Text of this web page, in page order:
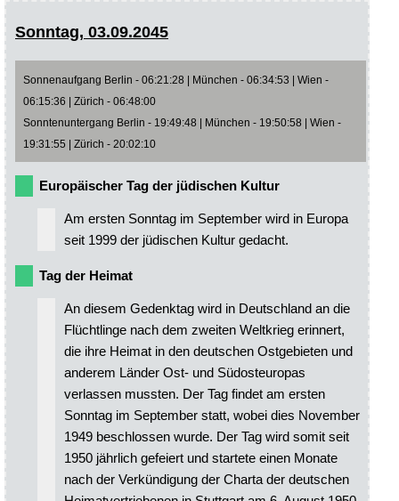
Sonntag, 03.09.2045
Sonnenaufgang Berlin - 06:21:28 | München - 06:34:53 | Wien -
06:15:36 | Zürich - 06:48:00
Sonntenuntergang Berlin - 19:49:48 | München - 19:50:58 | Wien -
19:31:55 | Zürich - 20:02:10
Europäischer Tag der jüdischen Kultur
Am ersten Sonntag im September wird in Europa
seit 1999 der jüdischen Kultur gedacht.
Tag der Heimat
An diesem Gedenktag wird in Deutschland an die
Flüchtlinge nach dem zweiten Weltkrieg erinnert,
die ihre Heimat in den deutschen Ostgebieten und
anderem Länder Ost- und Südosteuropas
verlassen mussten. Der Tag findet am ersten
Sonntag im September statt, wobei dies November
1949 beschlossen wurde. Der Tag wird somit seit
1950 jährlich gefeiert und startete einen Monate
nach der Verkündigung der Charta der deutschen